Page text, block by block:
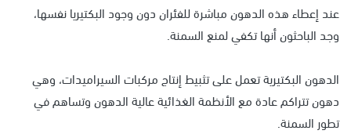
عند إعطاء هذه الدهون مباشرة للفئران دون وجود البكتيريا نفسها،
وجد الباحثون أنها تكفي لمنع السمنة.
الدهون البكتيرية تعمل على تثبيط إنتاج مركبات السيراميدات، وهي
دهون تتراكم عادة مع الأنظمة الغذائية عالية الدهون وتساهم في
تطور السمنة.